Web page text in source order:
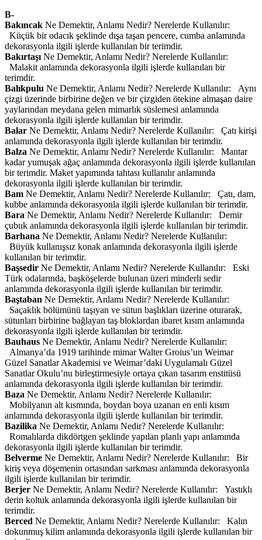
B-
Bakıncak Ne Demektir, Anlamı Nedir? Nerelerde Kullanılır:
Küçük bir odacık şeklinde dışa taşan pencere, cumba anlamında
dekorasyonla ilgili işlerde kullanılan bir terimdir.
Bakırtaşı Ne Demektir, Anlamı Nedir? Nerelerde Kullanılır:
Malakit anlamında dekorasyonla ilgili işlerde kullanılan bir
terimdir.
Balıkpulu Ne Demektir, Anlamı Nedir? Nerelerde Kullanılır: Aynı
çizgi üzerinde birbirine değen ve bir çizgiden ötekine almaşan daire
yaylarından meydana gelen mimarlık süslemesi anlamında
dekorasyonla ilgili işlerde kullanılan bir terimdir.
Balar Ne Demektir, Anlamı Nedir? Nerelerde Kullanılır: Çatı kirişi
anlamında dekorasyonla ilgili işlerde kullanılan bir terimdir.
Balza Ne Demektir, Anlamı Nedir? Nerelerde Kullanılır: Mantar
kadar yumuşak ağaç anlamında dekorasyonla ilgili işlerde kullanılan
bir terimdir. Maket yapımında tahtası kullanılır anlamında
dekorasyonla ilgili işlerde kullanılan bir terimdir.
Bam Ne Demektir, Anlamı Nedir? Nerelerde Kullanılır: Çatı, dam,
kubbe anlamında dekorasyonla ilgili işlerde kullanılan bir terimdir.
Bara Ne Demektir, Anlamı Nedir? Nerelerde Kullanılır: Demir
çubuk anlamında dekorasyonla ilgili işlerde kullanılan bir terimdir.
Barhana Ne Demektir, Anlamı Nedir? Nerelerde Kullanılır:
Büyük kullanışsız konak anlamında dekorasyonla ilgili işlerde
kullanılan bir terimdir.
Başsedir Ne Demektir, Anlamı Nedir? Nerelerde Kullanılır: Eski
Türk odalarında, başköşelerde bulunan üzeri minderli sedir
anlamında dekorasyonla ilgili işlerde kullanılan bir terimdir.
Baştaban Ne Demektir, Anlamı Nedir? Nerelerde Kullanılır:
Saçaklık bölümünü taşıyan ve sütun başlıkları üzerine oturarak,
sütunları birbirine bağlayan taş bloklardan ibaret kısım anlamında
dekorasyonla ilgili işlerde kullanılan bir terimdir.
Bauhaus Ne Demektir, Anlamı Nedir? Nerelerde Kullanılır:
Almanya’da 1919 tarihinde mimar Walter Groius’un Weimar
Güzel Sanatlar Akademisi ve Weimar’daki Uygulamalı Güzel
Sanatlar Okulu’nu birleştirmesiyle ortaya çıkan tasarım enstitüsü
anlamında dekorasyonla ilgili işlerde kullanılan bir terimdir.
Baza Ne Demektir, Anlamı Nedir? Nerelerde Kullanılır:
Mobilyanın alt kısmında, boydan boya uzanan en enli kısım
anlamında dekorasyonla ilgili işlerde kullanılan bir terimdir.
Bazilika Ne Demektir, Anlamı Nedir? Nerelerde Kullanılır:
Romalılarda dikdörtgen şeklinde yapılan planlı yapı anlamında
dekorasyonla ilgili işlerde kullanılan bir terimdir.
Belverme Ne Demektir, Anlamı Nedir? Nerelerde Kullanılır: Bir
kiriş veya döşemenin ortasından sarkması anlamında dekorasyonla
ilgili işlerde kullanılan bir terimdir.
Berjer Ne Demektir, Anlamı Nedir? Nerelerde Kullanılır: Yastıklı
derin koltuk anlamında dekorasyonla ilgili işlerde kullanılan bir
terimdir.
Berced Ne Demektir, Anlamı Nedir? Nerelerde Kullanılır: Kalın
dokunmuş kilim anlamında dekorasyonla ilgili işlerde kullanılan bir